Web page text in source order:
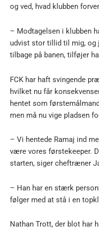
og ved, hvad klubben
– Modtagelsen i klubben
udvist stor tillid til mig, og
tilbage på banen, tilføjer
FCK har haft svingende
hvilket nu får
hentet som
men må nu vige pladsen
– Vi hentede Ramaj ind
være vores førstekeeper.
starten, siger cheftræner
– Han har en stærk
følger med at stå i en
Nathan Trott, der blot har